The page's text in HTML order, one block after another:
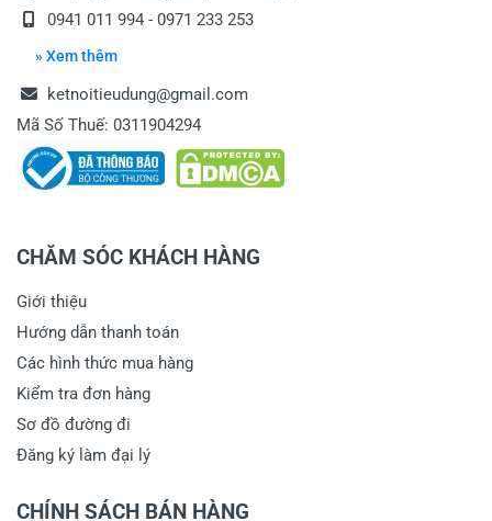
0941 011 994 - 0971 233 253
» Xem thêm
ketnoitieudung@gmail.com
Mã Số Thuế: 0311904294
CHĂM SÓC KHÁCH HÀNG
Giới thiệu
Hướng dẫn thanh toán
Các hình thức mua hàng
Kiểm tra đơn hàng
Sơ đồ đường đi
Đăng ký làm đại lý
CHÍNH SÁCH BÁN HÀNG